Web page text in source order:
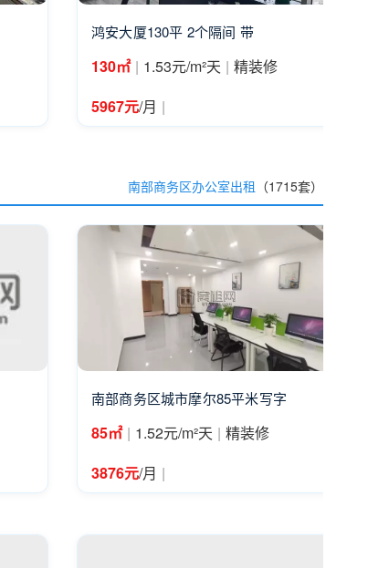
鸿安大厦130平 2个隔间 带
130㎡ | 1.53元/m²天 | 精装修
5967元/月 |
南部商务区办公室出租 （1715套）
南部商务区城市摩尔85平米写字
85㎡ | 1.52元/m²天 | 精装修
3876元/月 |